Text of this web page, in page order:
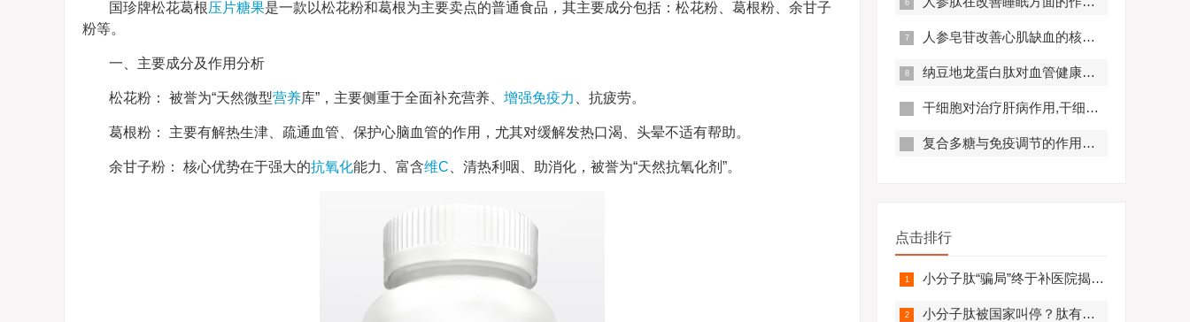
国珍牌松花葛根压片糖果是一款以松花粉和葛根为主要卖点的普通食品，其主要成分包括：松花粉、葛根粉、余甘子
粉等。
一、主要成分及作用分析
松花粉： 被誉为“天然微型营养库”，主要侧重于全面补充营养、 增强免疫力 、抗疲劳。
葛根粉： 主要有解热生津、疏通血管、保护心脑血管的作用，尤其对缓解发热口渴、头晕不适有帮助。
余甘子粉： 核心优势在于强大的抗氧化能力、富含维C 、清热利咽、助消化，被誉为“天然抗氧化剂”。
人参皂苷改善心肌缺血的核心机制,应用效果怎么样？
纳豆地龙蛋白肽对血管健康的好处,纳豆地龙蛋白肽对预防心脑血管疾病有帮助吗？
干细胞对治疗肝病作用,干细胞对肝硬化有作用吗?
复合多糖与免疫调节的作用原理及优势分析
点击排行
小分子肽“骗局”终于补医院揭开，结果太可怕.........
小分子肽被国家叫停？肽有副作用？必看！